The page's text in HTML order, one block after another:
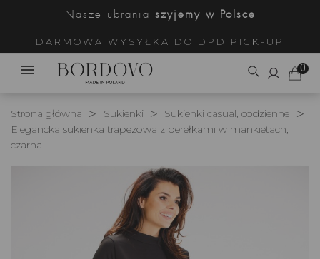
Nasze ubrania szyjemy w Polsce
DARMOWA WYSYŁKA DO DPD PICK-UP
0
Strona główna Sukienki
Sukienki casual, codzienne
Elegancka sukienka trapezowa z perełkami w mankietach,
czarna